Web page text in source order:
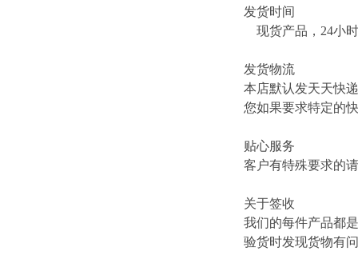
发货时间
现货产品，24小
发货物流
本店默认发天天快
您如果要求特定的
贴心服务
客户有特殊要求的
关于签收
我们的每件产品都
验货时发现货物有